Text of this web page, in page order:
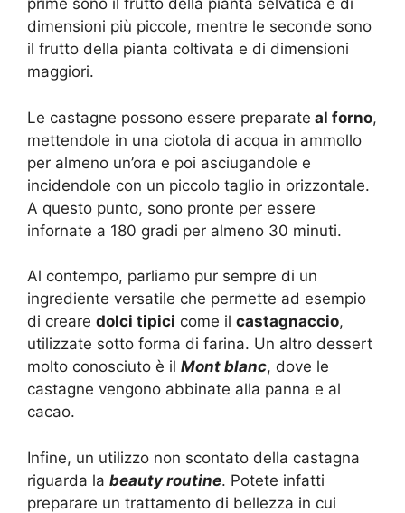
prime sono il frutto della pianta selvatica e di
dimensioni più piccole, mentre le seconde sono
il frutto della pianta coltivata e di dimensioni
maggiori.
Le castagne possono essere preparate al forno,
mettendole in una ciotola di acqua in ammollo
per almeno un’ora e poi asciugandole e
incidendole con un piccolo taglio in orizzontale.
A questo punto, sono pronte per essere
infornate a 180 gradi per almeno 30 minuti.
Al contempo, parliamo pur sempre di un
ingrediente versatile che permette ad esempio
di creare dolci tipici come il castagnaccio,
utilizzate sotto forma di farina. Un altro dessert
molto conosciuto è il Mont blanc, dove le
castagne vengono abbinate alla panna e al
cacao.
Infine, un utilizzo non scontato della castagna
riguarda la beauty routine. Potete infatti
preparare un trattamento di bellezza in cui